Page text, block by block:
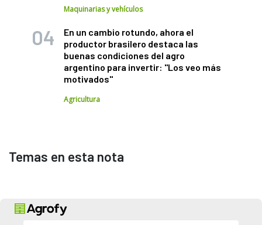
Maquinarias y vehículos
En un cambio rotundo, ahora el
productor brasilero destaca las
buenas condiciones del agro
argentino para invertir: "Los veo más
motivados"
Agricultura
Temas en esta nota